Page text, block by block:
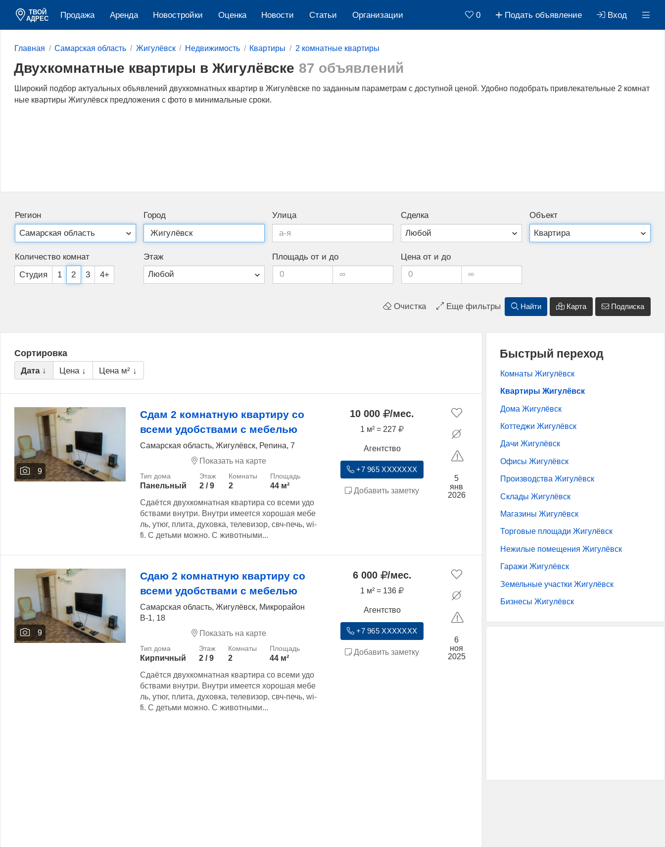
ТВОЙ
АДРЕС
Продажа Аренда Новостройки Оценка Новости Cтатьи Организации 0 Подать объявление Вход
Главная Самарская область Жигулёвск Недвижимость Квартиры 2 комнатные квартиры
Двухкомнатные квартиры в Жигулёвске 87 объявлений
Широкий подбор актуальных объявлений двухкомнатных квартир в Жигулёвске по заданным параметрам c доступной ценой. Удобно подобрать привлекательные 2 комнат
ные квартиры Жигулёвск предложения с фото в минимальные сроки.
Регион Город Улица Сделка Объект
Количество комнат
Студия
1 2 3 4+
Этаж Площадь от и до Цена от и до
Очистка Еще фильтры Найти Карта Подписка
Сортировка
Дата ↓ Цена ↓ Цена м² ↓
9
Сдам 2 комнатную квартиру со
всеми удобствами с мебелью
Самарская область, Жигулёвск, Репина, 7
Показать на карте
Панельный 2 / 9 2
44 м²
Сдаётся двухкомнатная квартира со всеми удо
бствами внутри. Внутри имеется хорошая мебе
ль, утюг, плита, духовка, телевизор, свч-печь, wi-
fi. С детьми можно. С животными...
10 000 /мес.
1 м² = 227
Агентство
+7 965 XXXXXXX
Добавить заметку
5
янв
2026
9
Сдаю 2 комнатную квартиру со
всеми удобствами с мебелью
Самарская область, Жигулёвск, Микрорайон
В-1, 18
Показать на карте
Кирпичный 2 / 9 2
44 м²
Сдаётся двухкомнатная квартира со всеми удо
бствами внутри. Внутри имеется хорошая мебе
ль, утюг, плита, духовка, телевизор, свч-печь, wi-
fi. С детьми можно. С животными...
6 000 /мес.
1 м² = 136
Агентство
+7 965 XXXXXXX
Добавить заметку
6
ноя
2025
Быстрый переход
Комнаты Жигулёвск
Квартиры Жигулёвск
Дома Жигулёвск
Коттеджи Жигулёвск
Дачи Жигулёвск
Офисы Жигулёвск
Производства Жигулёвск
Склады Жигулёвск
Магазины Жигулёвск
Торговые площади Жигулёвск
Нежилые помещения Жигулёвск
Гаражи Жигулёвск
Земельные участки Жигулёвск
Бизнесы Жигулёвск